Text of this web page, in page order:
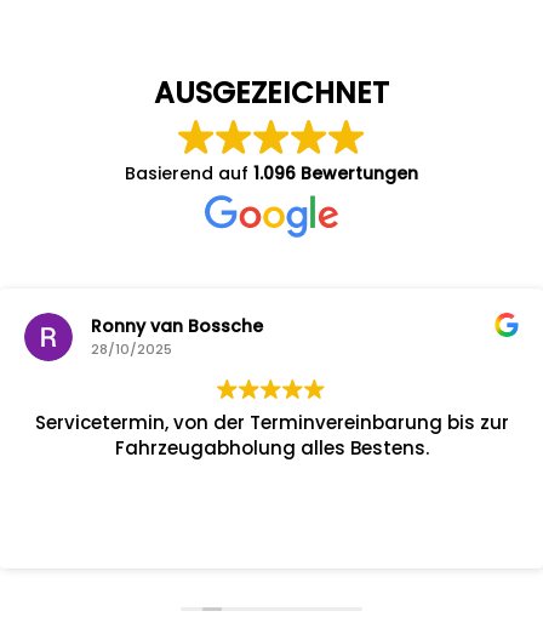
AUSGEZEICHNET
Basierend auf 1.096 Bewertungen
Ronny van Bossche
28/10/2025
Servicetermin, von der Terminvereinbarung bis zur
Fahrzeugabholung alles Bestens.